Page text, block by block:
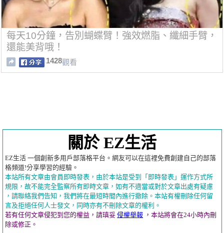
每天10分鐘，告別蝴蝶臂！強效燃脂、纖細手臂，
還能美背哦！
1428觀看
關於 EZ生活
EZ生活 一個創新多用戶部落格平台。網友可以在這裡免費創建自己的部落
格頻道!分享學習的經驗。
本站所有文章由會員即時發表，由於本站是受到「即時發表」運作方式所
規限，故不能完全監察所有即時文章，如有不適當或對於文章出處有疑慮
，請聯絡我們告知，我們將在最短時間內進行撤除。本站有權刪除任何留
言及拒絕任何人士發文，同時亦有不刪除文章的權利。
若有任何文章侵犯到您的權益，請瑱妥 侵權舉報 ，本站將會在24小時內刪
除或修正。